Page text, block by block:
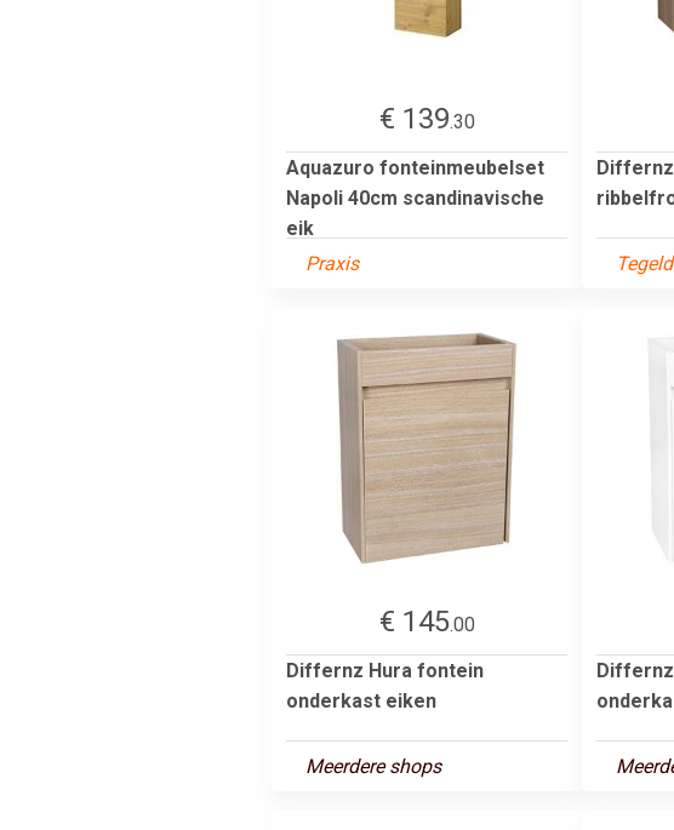
€ 139.30
Aquazuro fonteinmeubelset
Napoli 40cm scandinavische
eik
Praxis
€ 145.00
Differnz Hura fontein
onderkast eiken
Meerdere shops